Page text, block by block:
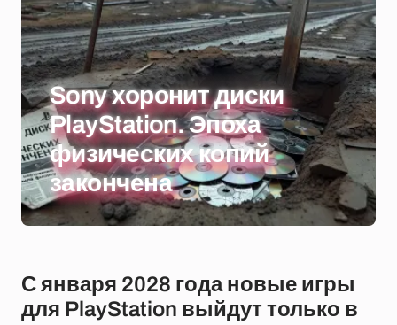
Sony хоронит диски
PlayStation. Эпоха
физических копий
закончена
С января 2028 года новые игры
для PlayStation выйдут только в